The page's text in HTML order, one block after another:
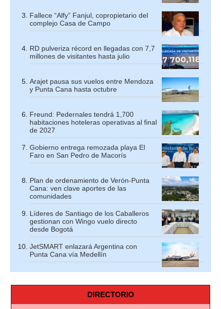
Fallece “Alfy” Fanjul, copropietario del
complejo Casa de Campo
RD pulveriza récord en llegadas con 7,7
millones de visitantes hasta julio
Arajet pausa sus vuelos entre Mendoza
y Punta Cana hasta octubre
Freund: Pedernales tendrá 1,700
habitaciones hoteleras operativas al final
de 2027
Gobierno entrega remozada playa El
Faro en San Pedro de Macorís
Plan de ordenamiento de Verón-Punta
Cana: ven clave aportes de las
comunidades
Líderes de Santiago de los Caballeros
gestionan con Wingo vuelo directo
desde Bogotá
JetSMART enlazará Argentina con
Punta Cana vía Medellín
DIRECTORIO